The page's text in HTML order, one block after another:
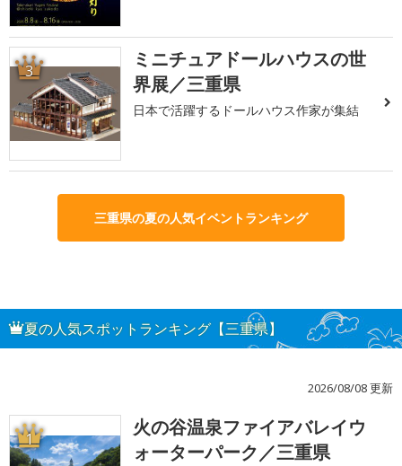
3
ミニチュアドールハウスの世
界展／三重県
日本で活躍するドールハウス作家が集結
三重県の夏の人気イベントランキング
夏の人気スポットランキング【三重県】
2026/08/08 更新
1
火の谷温泉ファイアバレイウ
ォーターパーク／三重県